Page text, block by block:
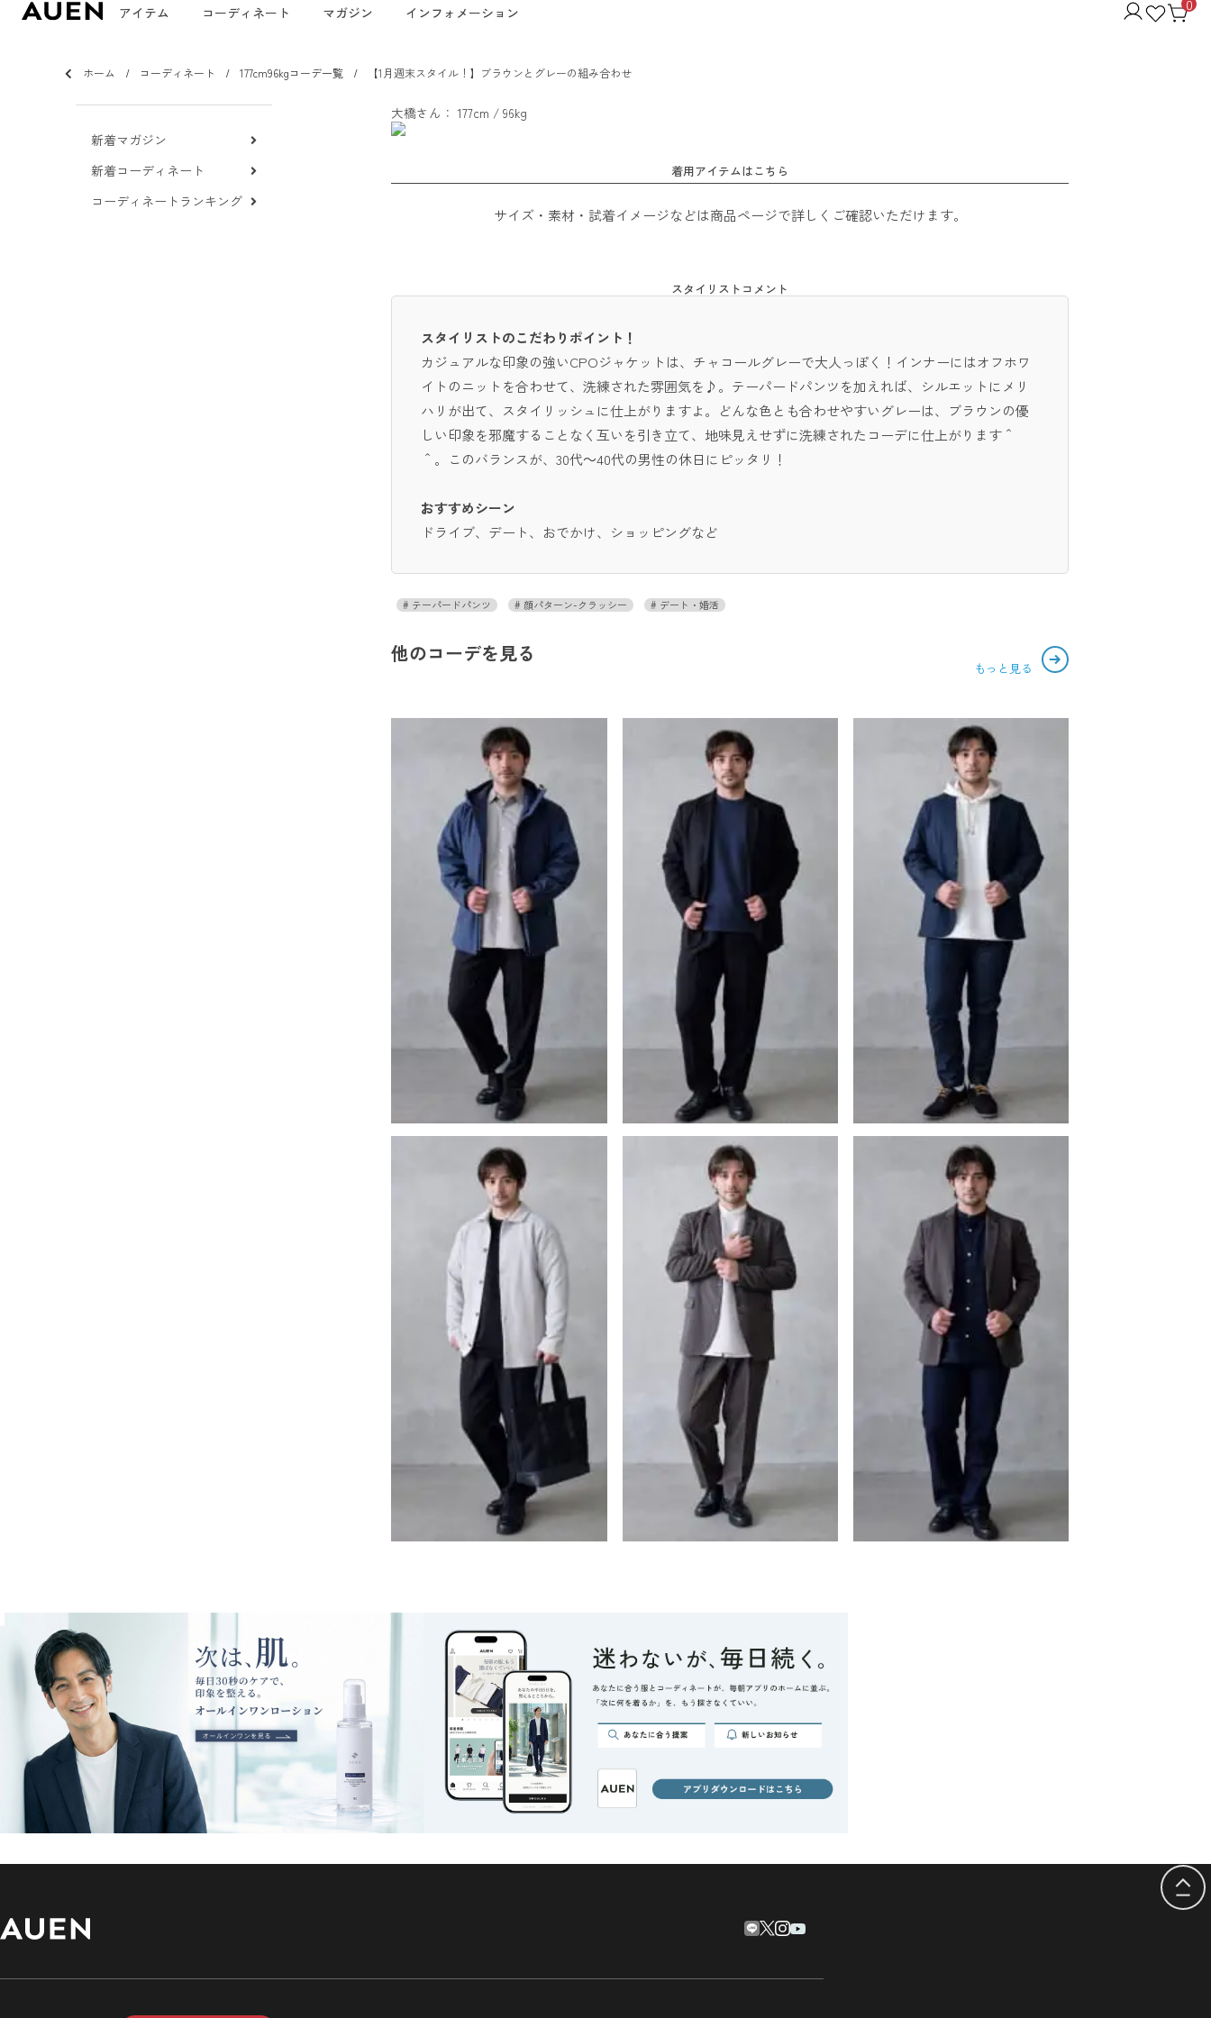
アイテム コーディネート マガジン インフォメーション 0
ホーム コーディネート 177cm96kgコーデ一覧 【1月週末スタイル！】ブラウンとグレーの組み合わせ
新着マガジン
新着コーディネート
コーディネートランキング
大橋さん： 177cm / 96kg
着用アイテムはこちら
サイズ・素材・試着イメージなどは商品ページで詳しくご確認いただけます。
スタイリストコメント
スタイリストのこだわりポイント！
カジュアルな印象の強いCPOジャケットは、チャコールグレーで大人っぽく！インナーにはオフホワ
イトのニットを合わせて、洗練された雰囲気を♪。テーパードパンツを加えれば、シルエットにメリ
ハリが出て、スタイリッシュに仕上がりますよ。どんな色とも合わせやすいグレーは、ブラウンの優
しい印象を邪魔することなく互いを引き立て、地味見えせずに洗練されたコーデに仕上がります＾
＾。このバランスが、30代～40代の男性の休日にピッタリ！
おすすめシーン
ドライブ、デート、おでかけ、ショッピングなど
テーパードパンツ 顔パターン-クラッシー デート・婚活
他のコーデを見る
もっと見る